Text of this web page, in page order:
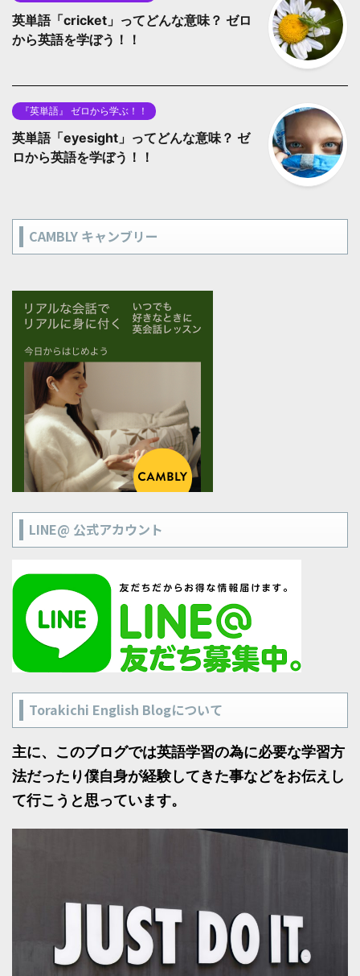
英単語「cricket」ってどんな意味？ ゼロ
から英語を学ぼう！！
『英単語』 ゼロから学ぶ！！
英単語「eyesight」ってどんな意味？ ゼ
ロから英語を学ぼう！！
CAMBLY キャンブリー
LINE@ 公式アカウント
Torakichi English Blogについて
主に、このブログでは英語学習の為に必要な学習方
法だったり僕自身が経験してきた事などをお伝えし
て行こうと思っています。